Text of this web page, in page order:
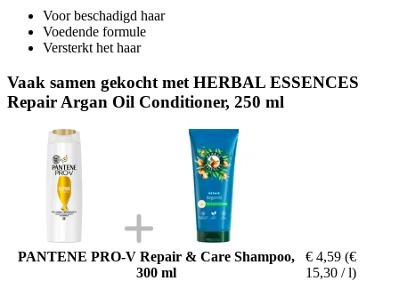
Voor beschadigd haar
Voedende formule
Versterkt het haar
Vaak samen gekocht met HERBAL ESSENCES
Repair Argan Oil Conditioner, 250 ml
PANTENE PRO-V Repair & Care Shampoo,
300 ml
€ 4,59 (€
15,30 / l)